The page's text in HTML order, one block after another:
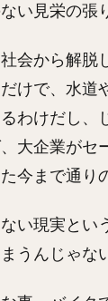
い見栄の張
会から解
けで、水道
わけだし、
大企業がセ
今まで通り
い現実とい
うんじゃな